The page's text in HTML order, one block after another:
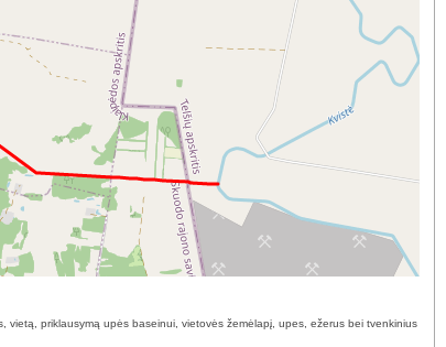
priklausymą upės baseinui, vietovės žemėlapį, upes, ežerus bei tvenkinius